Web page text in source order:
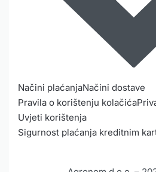
Načini plaćanjaNačini dostave
Pravila o korištenju kolačića
Uvjeti korištenja
Sigurnost plaćanja kreditnim